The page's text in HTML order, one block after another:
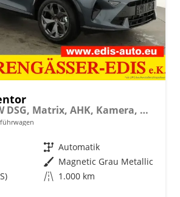
1.5 eTSI 110 kW DSG, Matrix, AHK, Kamera, Winter, el. Klappe, 5 J.-Garantie
Getriebe Automatik
Außenfarbe Magnetic Grau Metallic
Kilometerstand 1.000 km